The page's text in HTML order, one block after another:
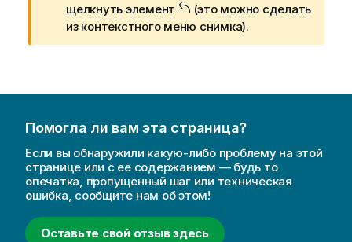
е
ч
а
е
п
р
е
д
у
п
р
щелкнуть элемент
(это можно сделать
из контекстного меню снимка).
Помогла ли вам эта страница?
Если вы обнаружили какую-либо проблему на этой
странице или с ее содержанием — будь то
опечатка, пропущенный шаг или техническая
ошибка, сообщите нам об этом!
Оставьте свой отзыв здесь